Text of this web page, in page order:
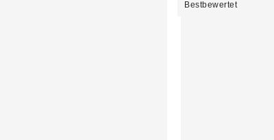
Bestbewertet